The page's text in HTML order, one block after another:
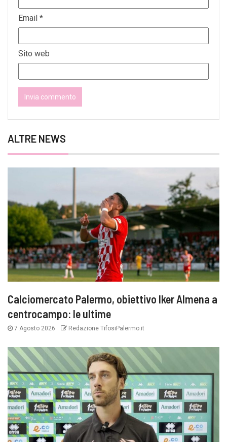
Email *
Sito web
ALTRE NEWS
Calciomercato Palermo, obiettivo Iker Almena a
centrocampo: le ultime
7 Agosto 2026 Redazione TifosiPalermo.it